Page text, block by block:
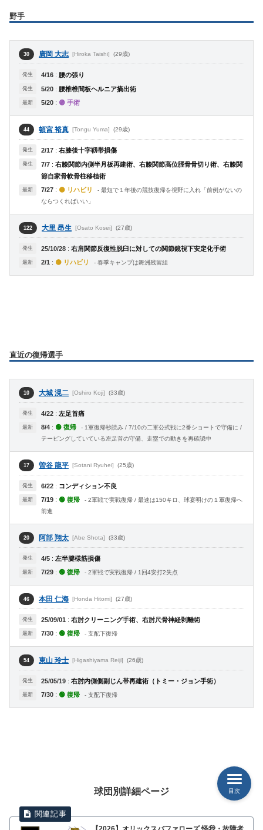
野手
30 廣岡 大志 [Hiroka Taishi] (29歳)
発生 4/16 : 腰の張り
発生 5/20 : 腰椎椎間板ヘルニア摘出術
最新 5/20 : 🟣 手術
44 頓宮 裕真 [Tongu Yuma] (29歳)
発生 2/17 : 右膝後十字靱帯損傷
発生 7/7 : 右膝関節内側半月板再建術、右膝関節高位脛骨骨切り術、右膝関
節自家骨軟骨柱移植術
最新 7/27 : 🟡 リハビリ
- 最短で１年後の競技復帰を視野に入れ「前例がないの
ならつくればいい」
122 大里 昂生 [Osato Kosei] (27歳)
発生 25/10/28 : 右肩関節反復性脱臼に対しての関節鏡視下安定化手術
最新 2/1 : 🟡 リハビリ - 春季キャンプは舞洲残留組
直近の復帰選手
10 大城 滉二 [Oshiro Koji] (33歳)
発生 4/22 : 左足首痛
最新 8/4 : 🟢 復帰
- 1軍復帰秒読み / 7/10の二軍公式戦に2番ショートで守備に /
テーピングしていている左足首の守備、走塁での動きを再確認中
17 曽谷 龍平 [Sotani Ryuhei] (25歳)
発生 6/22 : コンディション不良
最新 7/19 : 🟢 復帰
- 2軍戦で実戦復帰 / 最速は150キロ、球宴明けの１軍復帰へ
前進
20 阿部 翔太 [Abe Shota] (33歳)
発生 4/5 : 左半腱様筋損傷
最新 7/29 : 🟢 復帰 - 2軍戦で実戦復帰 / 1回4安打2失点
46 本田 仁海 [Honda Hitomi] (27歳)
発生 25/09/01 : 右肘クリーニング手術、右肘尺骨神経剥離術
最新 7/30 : 🟢 復帰 - 支配下復帰
54 東山 玲士 [Higashiyama Reiji] (26歳)
発生 25/05/19 : 右肘内側側副じん帯再建術（トミー・ジョン手術）
最新 7/30 : 🟢 復帰 - 支配下復帰
球団別詳細ページ 目次